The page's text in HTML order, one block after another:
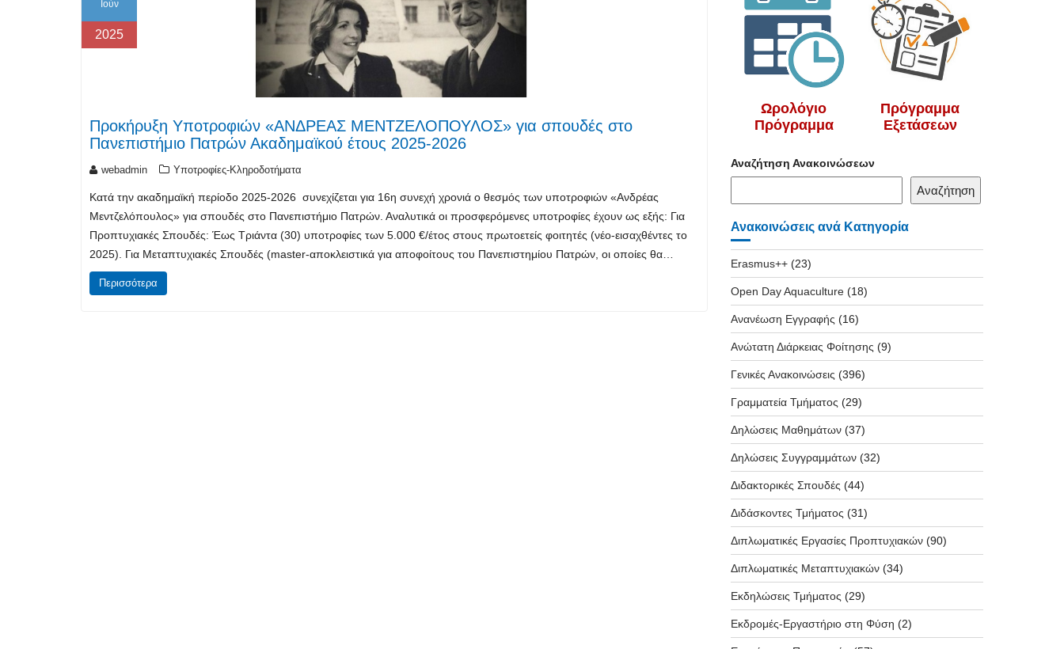
Ιούν
2025
Προκήρυξη Υποτροφιών «ΑΝΔΡΕΑΣ ΜΕΝΤΖΕΛΟΠΟΥΛΟΣ» για σπουδές στο
Πανεπιστήμιο Πατρών Ακαδημαϊκού έτους 2025-2026
webadmin Υποτροφίες-Κληροδοτήματα
Κατά την ακαδημαϊκή περίοδο 2025-2026 συνεχίζεται για 16η συνεχή χρονιά ο θεσμός των υποτροφιών «Ανδρέας
Μεντζελόπουλος» για σπουδές στο Πανεπιστήμιο Πατρών. Αναλυτικά οι προσφερόμενες υποτροφίες έχουν ως εξής: Για
Προπτυχιακές Σπουδές: Έως Τριάντα (30) υποτροφίες των 5.000 €/έτος στους πρωτοετείς φοιτητές (νέο-εισαχθέντες το
2025). Για Μεταπτυχιακές Σπουδές (master-αποκλειστικά για αποφοίτους του Πανεπιστημίου Πατρών, οι οποίες θα…
Περισσότερα
Ωρολόγιο
Πρόγραμμα
Πρόγραμμα
Εξετάσεων
Αναζήτηση Ανακοινώσεων
Αναζήτηση
Ανακοινώσεις ανά Κατηγορία
Erasmus++(23)
Open Day Aquaculture(18)
Ανανέωση Εγγραφής (16)
Ανώτατη Διάρκειας Φοίτησης (9)
Γενικές Ανακοινώσεις (396)
Γραμματεία Τμήματος (29)
Δηλώσεις Μαθημάτων(37)
Δηλώσεις Συγγραμμάτων(32)
Διδακτορικές Σπουδές (44)
Διδάσκοντες Τμήματος (31)
Διπλωματικές Εργασίες Προπτυχιακών(90)
Διπλωματικές Μεταπτυχιακών(34)
Εκδηλώσεις Τμήματος (29)
Εκδρομές-Εργαστήριο στη Φύση (2)